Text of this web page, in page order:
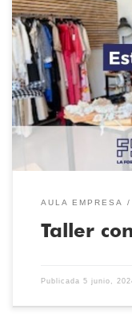
Los alumnos de
han podido acudir al
Hemos aprendido
looks hechos a
Prendas y tocados
AULA EMPRESA
Taller
Publicada 5 junio,